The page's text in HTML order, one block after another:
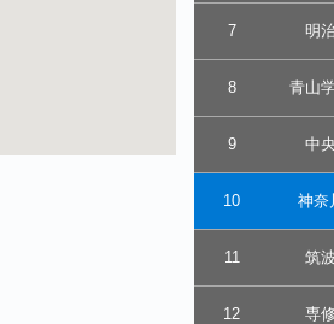
7 明
8 青山
9 中
10 神奈
11 筑
12 専